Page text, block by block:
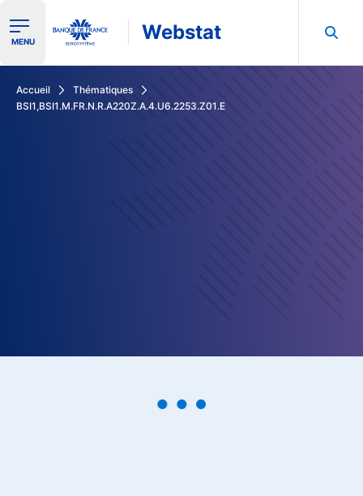
Ouvrir le menu de navigation
MENU Webstat
Accueil
Thématiques
BSI1,BSI1.M.FR.N.R.A220Z.A.4.U6.2253.Z01.E